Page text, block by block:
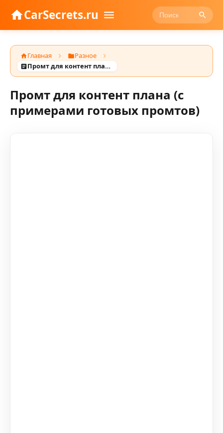
CarSecrets.ru
Главная
Разное
Промт для контент плана (с примерами готовых промтов)
Промт для контент плана (с
примерами готовых промтов)